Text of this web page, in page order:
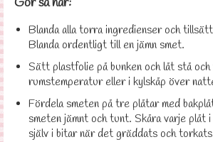
Blanda alla torra ingredienser och
Blanda ordentligt till en jämn smet.
Sätt plastfolie på bunken och låt stå och
rumstemperatur eller i kylskåp över
Fördela smeten på tre plåtar med
smeten jämnt och tunt. Skåra varje
själv i bitar när det gräddats och